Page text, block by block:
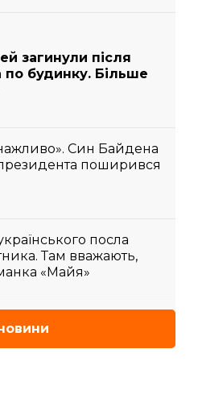
загинули після
по будинку. Більше
Син Байдена
поширився
посла
Там вважають,
«Майя»